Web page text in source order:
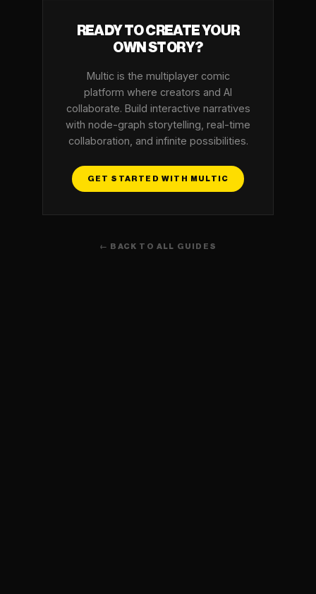
READY TO CREATE YOUR
OWN STORY?
Multic is the multiplayer comic
platform where creators and AI
collaborate. Build interactive narratives
with node-graph storytelling, real-time
collaboration, and infinite possibilities.
GET STARTED WITH MULTIC
← BACK TO ALL GUIDES